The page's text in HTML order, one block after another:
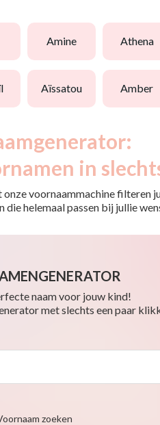
amine athena
aïssatou amber
in
voornaammachine filteren
helemaal passen bij jullie
naam voor jouw kind!
met slechts een paar
zoeken